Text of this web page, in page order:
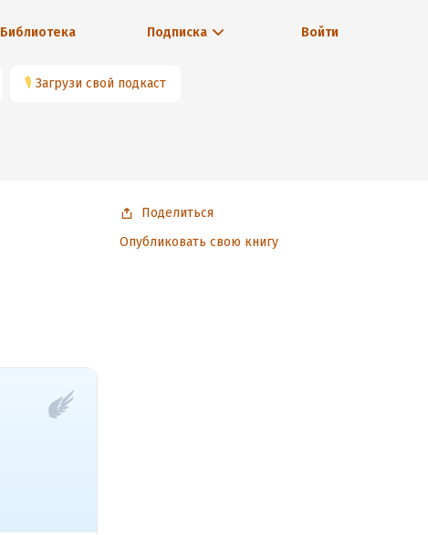
Библиотека Подписка Войти
🎙 Загрузи свой подкаст
Поделиться
Опубликовать свою книгу